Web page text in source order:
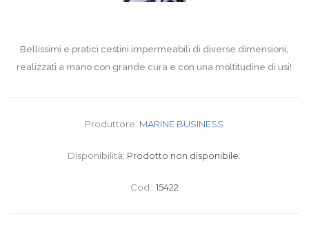
Bellissimi e pratici cestini impermeabili di diverse dimensioni,
realizzati a mano con grande cura e con una moltitudine di usi!
Produttore: MARINE BUSINESS
Disponibilità: Prodotto non disponibile.
Cod.: 15422